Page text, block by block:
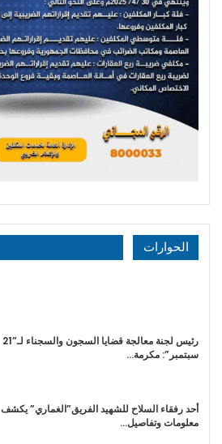
الحوارات
رئيس لجنة معالجة قضايا السجون والسجناء لـ”21
سبتمبر”: مكرمة…
أحد رفقاء السلاح للشهيد الفريق”الغماري” يكشف
معلومات وتفاصيل…